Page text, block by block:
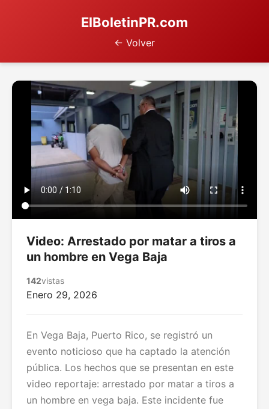
ElBoletinPR.com
← Volver
Video: Arrestado por matar a tiros a
un hombre en Vega Baja
142vistas
Enero 29, 2026
En Vega Baja, Puerto Rico, se registró un
evento noticioso que ha captado la atención
pública. Los hechos que se presentan en este
video reportaje: arrestado por matar a tiros a
un hombre en vega baja. Este incidente fue